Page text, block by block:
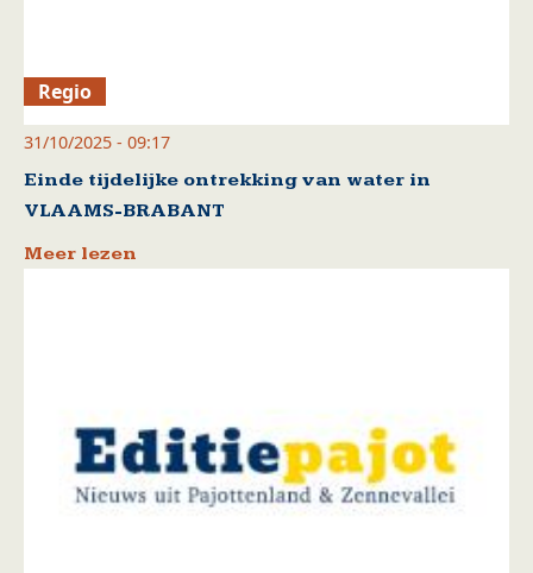
Regio
31/10/2025 - 09:17
Einde tijdelijke ontrekking van water in
VLAAMS-BRABANT
Meer lezen